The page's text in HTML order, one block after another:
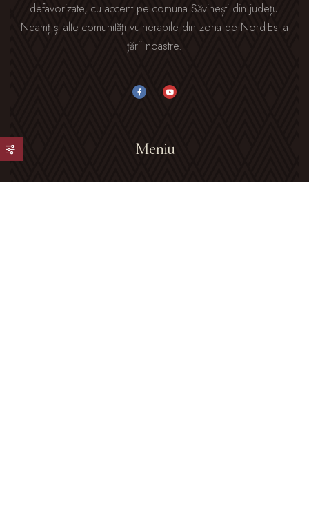
defavorizate, cu accent pe comuna Săvinești din județul
Neamț și alte comunități vulnerabile din zona de Nord-Est a
țării noastre.
Meniu